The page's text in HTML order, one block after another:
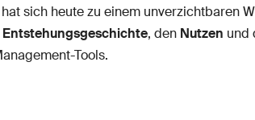
sich heute zu einem unverzichtbaren
Entstehungsgeschichte, den Nutzen und
Tools.